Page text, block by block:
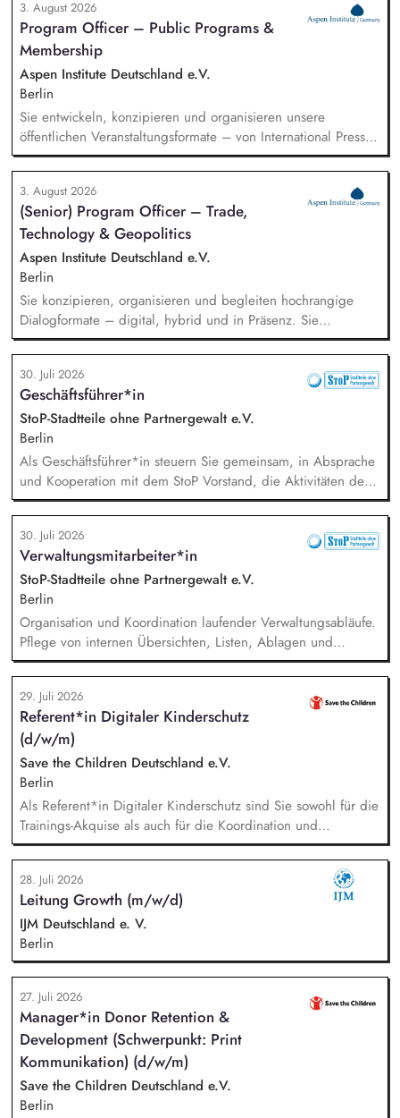
mit den Schwerpunkten sprachensensibles und
rassismuskritisches Deutschlernen von der Grundschule bis in
die Berufliche Bildung. Der Bereich Sprachenbildung
entwickelt in seinen Projekten dazu zielgruppengerechte und
innovative Unterrichtsmaterialien und begleitet pädagogische
Fachkräfte mit daran angeschlossenen
Weiterbildungsangeboten online wie offline.
3. August 2026
Program Officer – Public Programs &
Membership
Aspen Institute Deutschland e.V.
Berlin
Sie entwickeln, konzipieren und organisieren unsere
öffentlichen Veranstaltungsformate – von International Press
Roundtables, Deep Dive Discussions und Aspen Fireside
Chats bis hin zu besonderen Formaten wie der Aspen
Summer Party, der Aspen Gala und neuen
Veranstaltungsformaten. Sie identifizieren aktuelle politische
Themen und gewinnen hochrangige Referentinnen sowie
Diskussionspartnerinnen aus Politik, Wirtschaft, Wissenschaft,
Medien und Zivilgesellschaft.
3. August 2026
(Senior) Program Officer – Trade,
Technology & Geopolitics
Aspen Institute Deutschland e.V.
Berlin
Sie konzipieren, organisieren und begleiten hochrangige
Dialogformate – digital, hybrid und in Präsenz. Sie
identifizieren aktuelle Entwicklungen in den Bereichen
Handel, Technologie, Geopolitik und wirtschaftliche
Sicherheit und bereiten diese für Veranstaltungen,
Hintergrundgespräche, Publikationen und politische
Diskussionen auf. Sie identifizieren und gewinnen
Referent*innen sowie Diskussionspartner aus Politik,
Wirtschaft, Wissenschaft und Zivilgesellschaft.
30. Juli 2026
Geschäftsführer*in
StoP-Stadtteile ohne Partnergewalt e.V.
Berlin
Als Geschäftsführer*in steuern Sie gemeinsam, in Absprache
und Kooperation mit dem StoP Vorstand, die Aktivitäten der
Bundesfachstelle StoP. Im Einzelnen bedeutet das:
Projektmanagement und Verantwortung für die Umsetzung
des Gesamtprojektes, Gesamtsteuerung und Sicherstellung
des wirtschaftlichen Betriebes der Geschäftsstelle und des
Vereins (Finanzierung, Controlling), Akquise von
Fördermitteln und Spenden sowie Personalverantwortung für
die Bundesfachstelle mit 4 Mitarbeitenden.
30. Juli 2026
Verwaltungsmitarbeiter*in
StoP-Stadtteile ohne Partnergewalt e.V.
Berlin
Organisation und Koordination laufender Verwaltungsabläufe.
Pflege von internen Übersichten, Listen, Ablagen und
Dokumentationen. Verwaltung von Terminen, Fristen,
Anfragen und interner Kommunikation. Unterstützung bei der
Organisation von Veranstaltungen (online und in Präsenz).
Administrative Unterstützung der Vereinsarbeit, insbesondere
bei der Verwaltung der Mitgliederdaten, Mitgliedsbeiträge,
Vereinsregister und bei der Organisation von
Vereinsgremien.
29. Juli 2026
Referent*in Digitaler Kinderschutz
(d/w/m)
Save the Children Deutschland e.V.
Berlin
Als Referent*in Digitaler Kinderschutz sind Sie sowohl für die
Trainings-Akquise als auch für die Koordination und
Durchführung von ca. zweistündigen Workshops
verantwortlich. Identifikation, Ansprache und Akquise von
Institutionen und Organisationen für Trainings zum sensiblen
Umgang mit Kinderfotos und -videos (z. B. Kitas, Schulen,
Sportvereine und -verbände, Jugendverbände,
Kinder-/Jugendreiseveranstalter). Eigenständige Konzeption
und Durchführung zielgruppengerechter Trainings in
digitalen Formaten sowie in Präsenz bei Auftraggebern.
28. Juli 2026
Leitung Growth (m/w/d)
IJM Deutschland e. V.
Berlin
27. Juli 2026
Manager*in Donor Retention &
Development (Schwerpunkt: Print
Kommunikation) (d/w/m)
Save the Children Deutschland e.V.
Berlin